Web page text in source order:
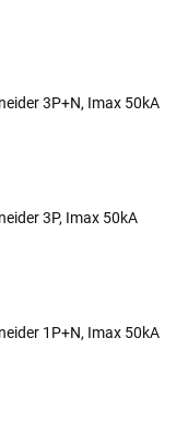
3P+N, Imax 50kA
3P, Imax 50kA
1P+N, Imax 50kA